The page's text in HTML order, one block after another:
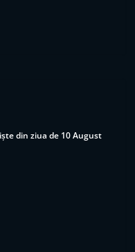
din ziua de 10 August